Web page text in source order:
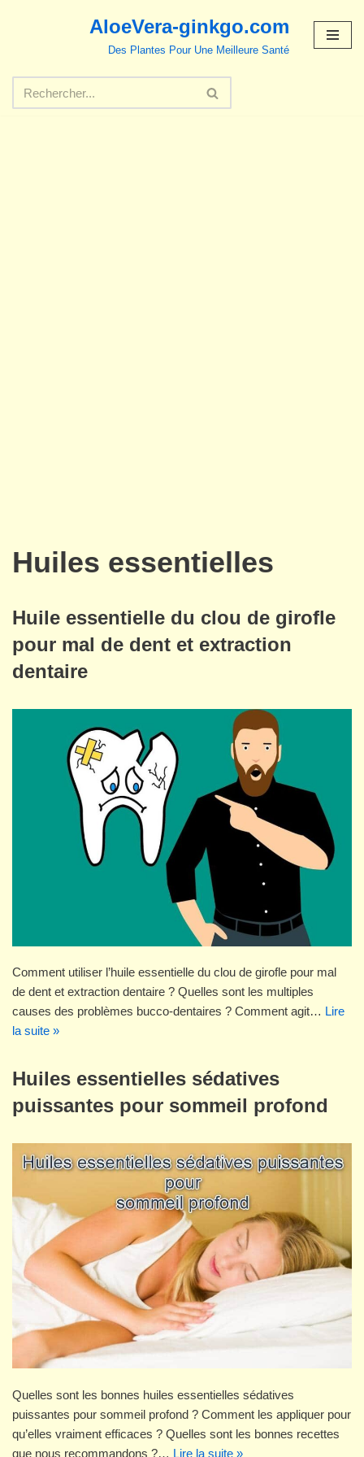
contenu
AloeVera-ginkgo.com
Des Plantes Pour Une Meilleure Santé
Huiles essentielles
Huile essentielle du clou de girofle
pour mal de dent et extraction
dentaire
Comment utiliser l’huile essentielle du clou de girofle pour mal
de dent et extraction dentaire ? Quelles sont les multiples
causes des problèmes bucco-dentaires ? Comment agit… Lire
la suite »
Huiles essentielles sédatives
puissantes pour sommeil profond
Quelles sont les bonnes huiles essentielles sédatives
puissantes pour sommeil profond ? Comment les appliquer pour
qu’elles vraiment efficaces ? Quelles sont les bonnes recettes
que nous recommandons ?… Lire la suite »